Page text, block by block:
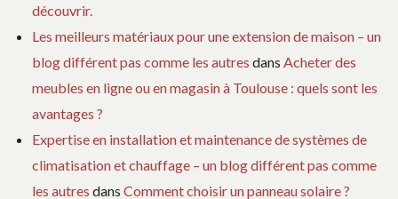
découvrir.
Les meilleurs matériaux pour une extension de maison – un
blog différent pas comme les autres dans Acheter des
meubles en ligne ou en magasin à Toulouse : quels sont les
avantages ?
Expertise en installation et maintenance de systèmes de
climatisation et chauffage – un blog différent pas comme
les autres dans Comment choisir un panneau solaire ?